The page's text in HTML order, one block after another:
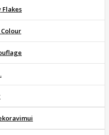
Flakes
Colour